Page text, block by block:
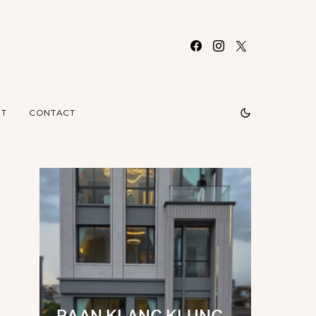
CONTACT